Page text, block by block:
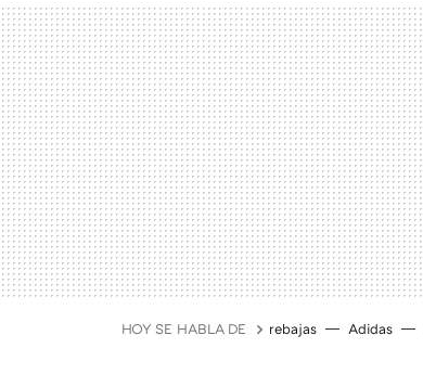
HOY SE HABLA DE rebajas Adidas